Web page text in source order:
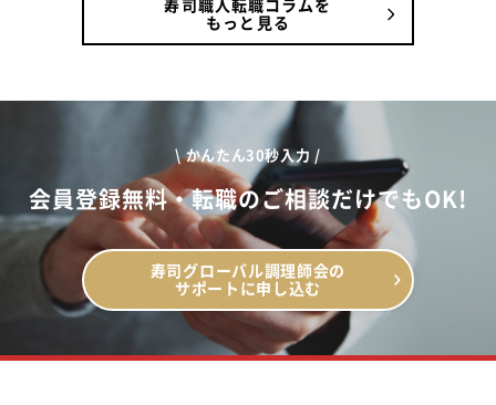
寿司職人転職コラムを
もっと見る
\ かんたん30秒入力 /
会員登録無料・転職のご相談だけでもOK!
寿司グローバル調理師会の
サポートに申し込む